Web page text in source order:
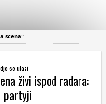
scena"
se ulazi
živi ispod radara:
partyji